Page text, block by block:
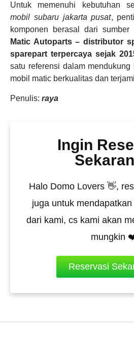
Untuk memenuhi kebutuhan
mobil subaru jakarta pusat,
komponen berasal dari sumber
Matic Autoparts – distributor
sparepart terpercaya sejak
satu referensi dalam mendukung
mobil matic berkualitas dan
Penulis: raya
Ingin
Halo Domo Lovers 👋,
juga untuk
dari kami, cs kami akan
mungkin
Reservasi